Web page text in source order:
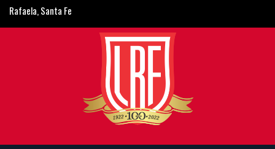
Rafaela, Santa Fe
ligarafaelina@gmail.com